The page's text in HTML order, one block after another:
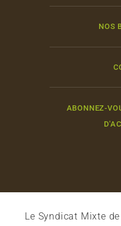
NOS
ABONNEZ-
Le Syndicat Mixte